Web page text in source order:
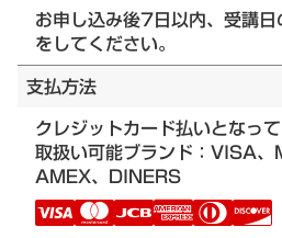
お申し込み後7日以内、受講
をしてください。
支払方法
クレジットカード払いとなって
取扱い可能ブランド：VISA
AMEX、DINERS